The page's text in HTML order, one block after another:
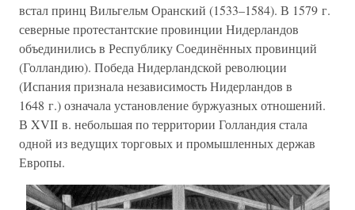
встал принц Вильгельм Оранский (1533–1584). В 1579 г.
северные протестантские провинции Нидерландов
объединились в Республику Соединённых провинций
(Голландию). Победа Нидерландской революции
(Испания признала независимость Нидерландов в
1648 г.) означала установление буржуазных отношений.
В XVII в. небольшая по территории Голландия стала
одной из ведущих торговых и промышленных держав
Европы.